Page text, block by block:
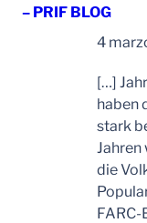
– PRIF BLOG
4
[…]
haben
stark
Jahren
die
FARC-